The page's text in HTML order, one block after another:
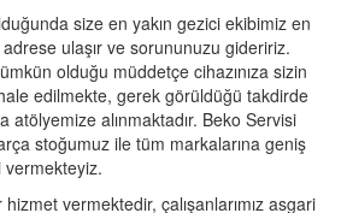
size en yakın gezici ekibimiz en
ulaşır ve sorununuzu gideririz.
olduğu müddetçe cihazınıza sizin
edilmekte, gerek görüldüğü takdirde
atölyemize alınmaktadır. Beko Servisi
stoğumuz ile tüm markalarına geniş
vermekteyiz.
hizmet vermektedir, çalışanlarımız asgari